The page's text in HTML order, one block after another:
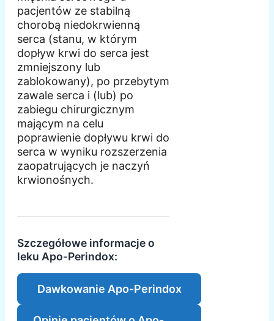
pacjentów ze stabilną
chorobą niedokrwienną
serca (stanu, w którym
dopływ krwi do serca jest
zmniejszony lub
zablokowany), po przebytym
zawale serca i (lub) po
zabiegu chirurgicznym
mającym na celu
poprawienie dopływu krwi do
serca w wyniku rozszerzenia
zaopatrujących je naczyń
krwionośnych.
Szczegółowe informacje o
leku Apo-Perindox:
Dawkowanie Apo-Perindox